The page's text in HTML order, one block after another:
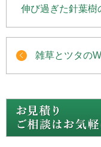
伸び過ぎた針葉樹
雑草とツタのW